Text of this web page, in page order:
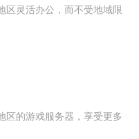
区灵活办公，而不受地域限
区的游戏服务器，享受更多